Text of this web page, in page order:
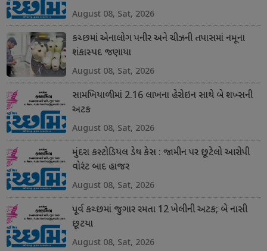
August 08, Sat, 2026
કચ્છમાં એનાલોગ પનીર અને ચીઝની તપાસમાં નમૂના
શંકાસ્પદ જણાયા
August 08, Sat, 2026
સામખિયાળીમાં 2.16 લાખના હેરોઇન સાથે બે શખ્સની
અટક
August 08, Sat, 2026
મુંદરા કસ્ટોડિયલ ડેથ કેસ : જામીન પર છૂટેલો આરોપી
વોરંટ બાદ હાજર
August 08, Sat, 2026
પૂર્વ કચ્છમાં જુગાર રમતા 12 ખેલીની અટક; બે નાસી
છૂટયા
August 08, Sat, 2026